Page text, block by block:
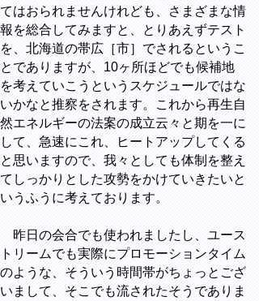
てはおられませんけれども、さまざまな情
報を総合してみますと、とりあえずテスト
を、北海道の帯広［市］でされるというこ
とでありますが、10ヶ所ほどでも候補地
を考えていこうというスケジュールではな
いかなと推察をされます。これから再生自
然エネルギーの法案の成立云々と期を一に
して、急速にこれ、ヒートアップしてくる
と思いますので、我々としても体制を整え
てしっかりとした攻勢をかけていきたいと
いうふうに考えております。
昨日の会合でも使われましたし、ユース
トリームでも実際にプロモーションタイム
のような、そういう時間帯がちょっとござ
いまして、そこでも流されたそうでありま